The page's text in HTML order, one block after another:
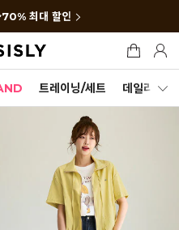
최대 할인
트레이닝/세트 데일리세트